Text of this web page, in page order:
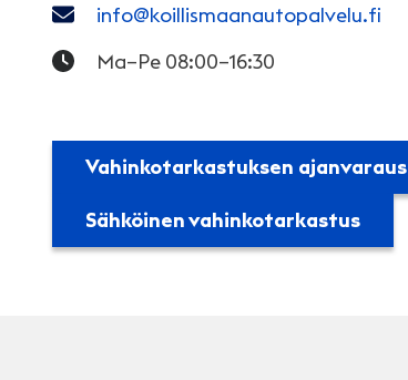
info@koillismaanautopalvelu.fi
Ma–Pe 08:00–16:30
Vahinkotarkastuksen ajanvaraus
Sähköinen vahinkotarkastus